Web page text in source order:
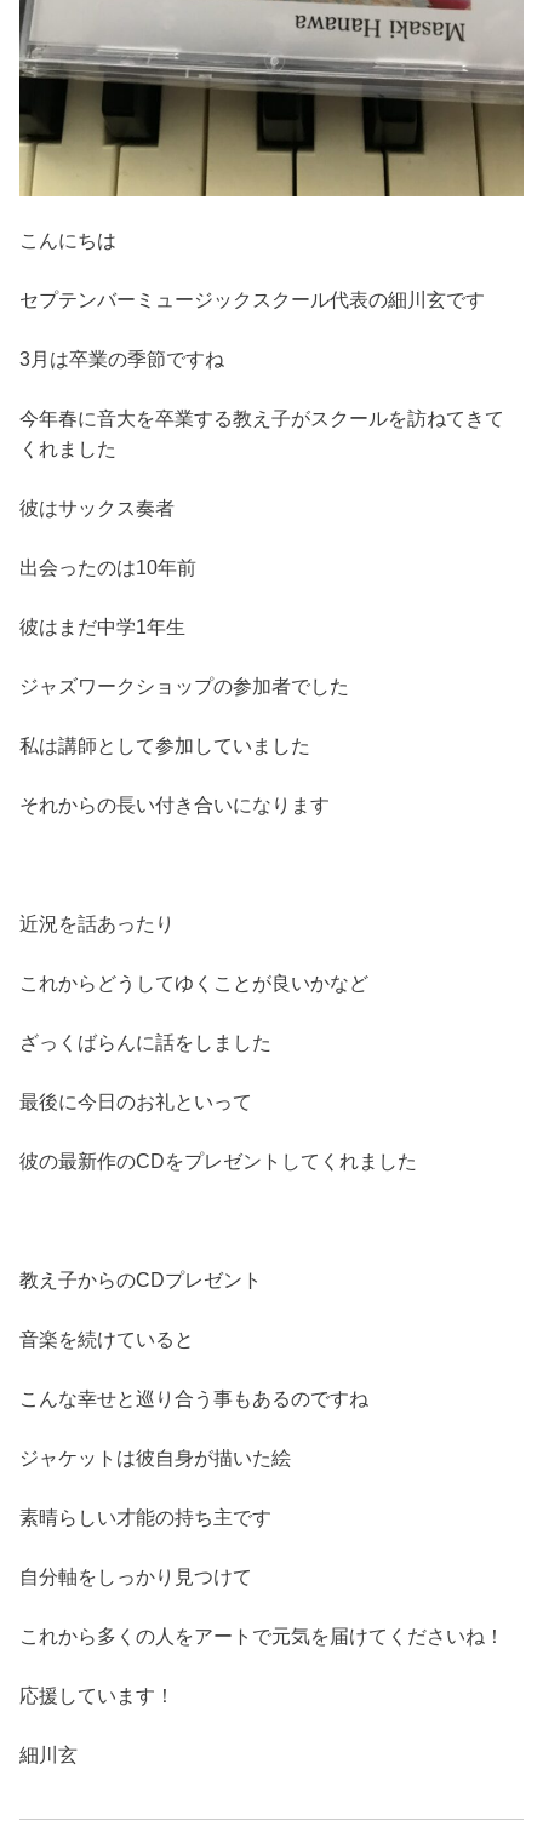
こんにちは
セプテンバーミュージックスクール代表の細川玄です
3月は卒業の季節ですね
今年春に音大を卒業する教え子がスクールを訪ねてきて
くれました
彼はサックス奏者
出会ったのは10年前
彼はまだ中学1年生
ジャズワークショップの参加者でした
私は講師として参加していました
それからの長い付き合いになります
近況を話あったり
これからどうしてゆくことが良いかなど
ざっくばらんに話をしました
最後に今日のお礼といって
彼の最新作のCDをプレゼントしてくれました
教え子からのCDプレゼント
音楽を続けていると
こんな幸せと巡り合う事もあるのですね
ジャケットは彼自身が描いた絵
素晴らしい才能の持ち主です
自分軸をしっかり見つけて
これから多くの人をアートで元気を届けてくださいね！
応援しています！
細川玄